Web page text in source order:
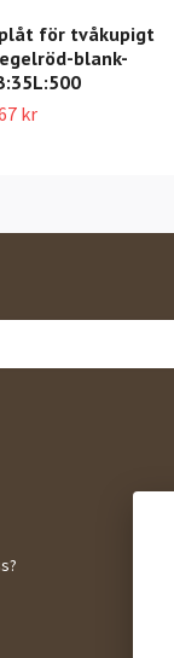
för tvåkupigt
blank-
kr